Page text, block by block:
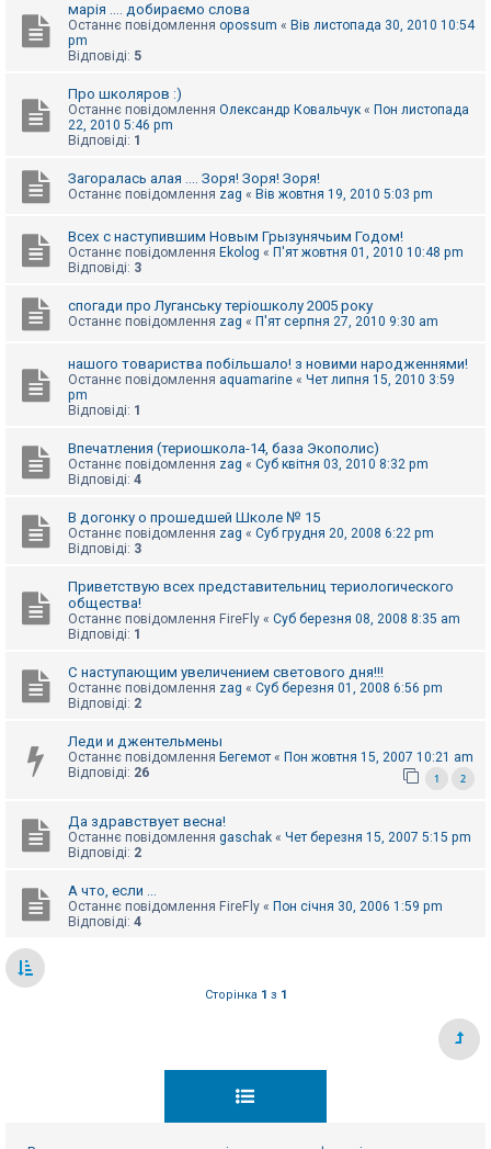
марія .... добираємо слова
Останнє повідомлення opossum « Вів листопада 30, 2010 10:54
pm
Відповіді: 5
Про школяров :)
Останнє повідомлення Олександр Ковальчук « Пон листопада
22, 2010 5:46 pm
Відповіді: 1
Загоралась алая .... Зоря! Зоря! Зоря!
Останнє повідомлення zag « Вів жовтня 19, 2010 5:03 pm
Всех с наступившим Новым Грызунячьим Годом!
Останнє повідомлення Ekolog « П'ят жовтня 01, 2010 10:48 pm
Відповіді: 3
спогади про Луганську теріошколу 2005 року
Останнє повідомлення zag « П'ят серпня 27, 2010 9:30 am
нашого товариства побільшало! з новими народженнями!
Останнє повідомлення aquamarine « Чет липня 15, 2010 3:59
pm
Відповіді: 1
Впечатления (териошкола-14, база Экополис)
Останнє повідомлення zag « Суб квітня 03, 2010 8:32 pm
Відповіді: 4
В догонку о прошедшей Школе № 15
Останнє повідомлення zag « Суб грудня 20, 2008 6:22 pm
Відповіді: 3
Приветствую всех представительниц териологического
общества!
Останнє повідомлення FireFly « Суб березня 08, 2008 8:35 am
Відповіді: 1
С наступающим увеличением светового дня!!!
Останнє повідомлення zag « Суб березня 01, 2008 6:56 pm
Відповіді: 2
Леди и джентельмены
Останнє повідомлення Бегемот « Пон жовтня 15, 2007 10:21 am
Відповіді: 26 1 2
Да здравствует весна!
Останнє повідомлення gaschak « Чет березня 15, 2007 5:15 pm
Відповіді: 2
А что, если ...
Останнє повідомлення FireFly « Пон січня 30, 2006 1:59 pm
Відповіді: 4
Сторінка 1 з 1